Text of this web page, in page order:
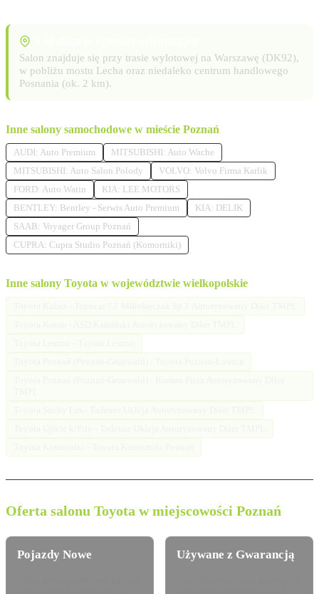
Salon znajduje się przy trasie wylotowej na Warszawę (DK92),
w pobliżu mostu Lecha oraz niedaleko centrum handlowego
Posnania (ok. 2 km).
Inne salony samochodowe w mieście Poznań
AUDI: Auto Premium
MITSUBISHI: Auto Wache
MITSUBISHI: Auto Salon Polody
VOLVO: Volvo Firma Karlik
FORD: Auto Watin
KIA: LEE MOTORS
BENTLEY: Bentley - Serwis Auto Premium
KIA: DELIK
SAAB: Voyager Group Poznań
CUPRA: Cupra Studio Poznań (Komorniki)
Inne salony Toyota w województwie wielkopolskie
Oferta salonu Toyota w miejscowości Poznań
Pojazdy Nowe Używane z Gwarancją